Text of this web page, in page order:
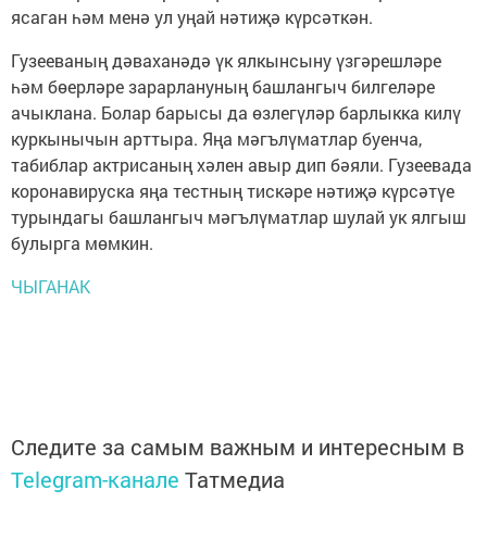
ясаган һәм менә ул уңай нәтиҗә күрсәткән.
Гузееваның дәваханәдә үк ялкынсыну үзгәрешләре
һәм бөерләре зарарлануның башлангыч билгеләре
ачыклана. Болар барысы да өзлегүләр барлыкка килү
куркынычын арттыра. Яңа мәгълүматлар буенча,
табиблар актрисаның хәлен авыр дип бәяли. Гузеевада
коронавируска яңа тестның тискәре нәтиҗә күрсәтүе
турындагы башлангыч мәгълүматлар шулай ук ялгыш
булырга мөмкин.
ЧЫГАНАК
Следите за самым важным и интересным в
Telegram-канале Татмедиа